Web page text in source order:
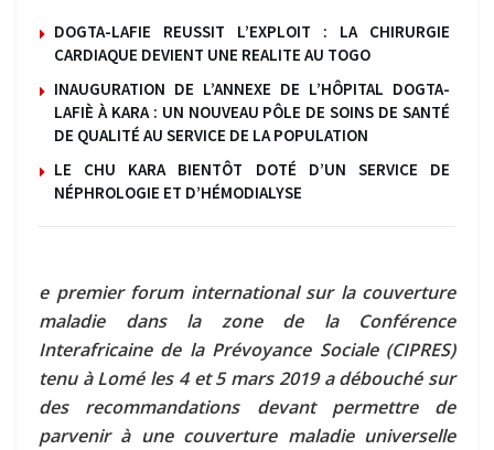
DOGTA-LAFIE REUSSIT L’EXPLOIT : LA CHIRURGIE
CARDIAQUE DEVIENT UNE REALITE AU TOGO
INAUGURATION DE L’ANNEXE DE L’HÔPITAL DOGTA-
LAFIÈ À KARA : UN NOUVEAU PÔLE DE SOINS DE SANTÉ
DE QUALITÉ AU SERVICE DE LA POPULATION
LE CHU KARA BIENTÔT DOTÉ D’UN SERVICE DE
NÉPHROLOGIE ET D’HÉMODIALYSE
e premier forum international sur la couverture
maladie dans la zone de la Conférence
Interafricaine de la Prévoyance Sociale (CIPRES)
tenu à Lomé les 4 et 5 mars 2019 a débouché sur
des recommandations devant permettre de
parvenir à une couverture maladie universelle